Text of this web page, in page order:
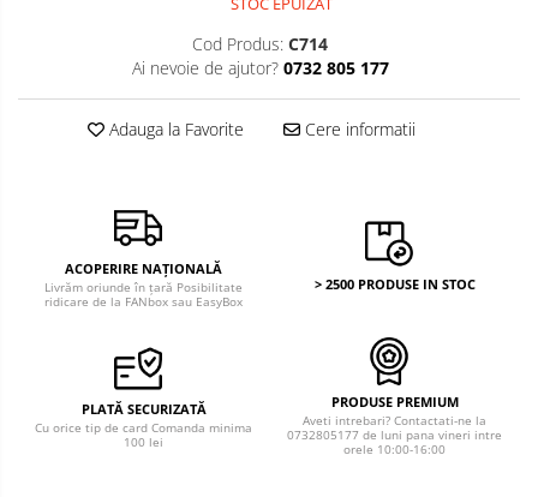
Monede Australia si Oceania
Monede Euro, Eurocenti
Bancnote Australia si Oceania
Bancnote Europa
Gradate PMG
Cod Produs: C714
Ai nevoie de ajutor? 0732 805 177
Adauga la Favorite Cere informatii
ACOPERIRE NAȚIONALĂ
Livrăm oriunde în țară Posibilitate
ridicare de la FANbox sau EasyBox
> 2500 PRODUSE IN STOC
PLATĂ SECURIZATĂ
Cu orice tip de card Comanda minima
100 lei
PRODUSE PREMIUM
Aveti intrebari? Contactati-ne la
0732805177 de luni pana vineri intre
orele 10:00-16:00